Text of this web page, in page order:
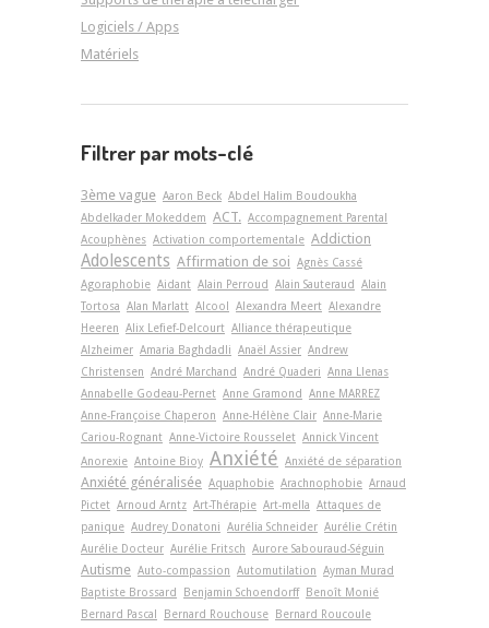
Logiciels / Apps
Matériels
Filtrer par mots-clé
3ème vague Aaron Beck Abdel Halim Boudoukha
Abdelkader Mokeddem ACT. Accompagnement Parental
Acouphènes Activation comportementale Addiction
Adolescents Affirmation de soi Agnès Cassé
Agoraphobie Aidant Alain Perroud Alain Sauteraud Alain
Tortosa Alan Marlatt Alcool Alexandra Meert Alexandre
Heeren Alix Lefief-Delcourt Alliance thérapeutique
Alzheimer Amaria Baghdadli Anaël Assier Andrew
Christensen André Marchand André Quaderi Anna Llenas
Annabelle Godeau-Pernet Anne Gramond Anne MARREZ
Anne-Françoise Chaperon Anne-Hélène Clair Anne-Marie
Cariou-Rognant Anne-Victoire Rousselet Annick Vincent
Anorexie Antoine Bioy Anxiété Anxiété de séparation
Anxiété généralisée Aquaphobie Arachnophobie Arnaud
Pictet Arnoud Arntz Art-Thérapie Art-­mella Attaques de
panique Audrey Donatoni Aurélia Schneider Aurélie Crétin
Aurélie Docteur Aurélie Fritsch Aurore Sabouraud-Séguin
Autisme Auto-compassion Automutilation Ayman Murad
Baptiste Brossard
Benjamin Schoendorff Benoît Monié
Bernard Pascal
Bernard Rouchouse Bernard Roucoule